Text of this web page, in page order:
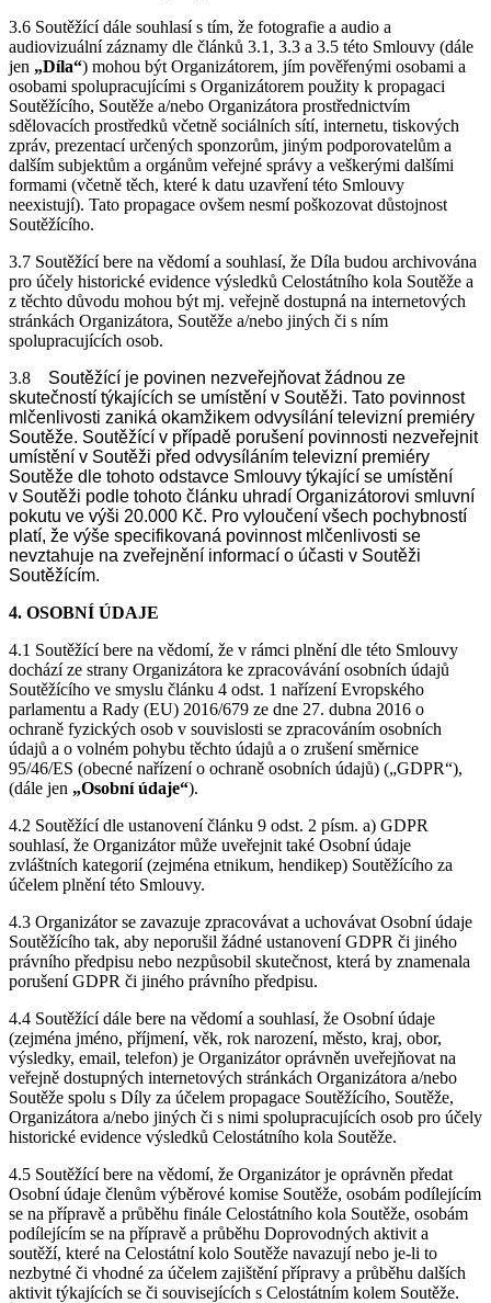
3.6 Soutěžící dále souhlasí s tím, že fotografie a audio a
audiovizuální záznamy dle článků 3.1, 3.3 a 3.5 této Smlouvy (dále
jen „Díla“) mohou být Organizátorem, jím pověřenými osobami a
osobami spolupracujícími s Organizátorem použity k propagaci
Soutěžícího, Soutěže a/nebo Organizátora prostřednictvím
sdělovacích prostředků včetně sociálních sítí, internetu, tiskových
zpráv, prezentací určených sponzorům, jiným podporovatelům a
dalším subjektům a orgánům veřejné správy a veškerými dalšími
formami (včetně těch, které k datu uzavření této Smlouvy
neexistují). Tato propagace ovšem nesmí poškozovat důstojnost
Soutěžícího.
3.7 Soutěžící bere na vědomí a souhlasí, že Díla budou archivována
pro účely historické evidence výsledků Celostátního kola Soutěže a
z těchto důvodu mohou být mj. veřejně dostupná na internetových
stránkách Organizátora, Soutěže a/nebo jiných či s ním
spolupracujících osob.
3.8
Soutěžící je povinen nezveřejňovat žádnou ze
skutečností týkajících se umístění v Soutěži. Tato povinnost
mlčenlivosti zaniká okamžikem odvysílání televizní premiéry
Soutěže. Soutěžící v případě porušení povinnosti nezveřejnit
umístění v Soutěži před odvysíláním televizní premiéry
Soutěže dle tohoto odstavce Smlouvy týkající se umístění
v Soutěži podle tohoto článku uhradí Organizátorovi smluvní
pokutu ve výši 20.000 Kč. Pro vyloučení všech pochybností
platí, že výše specifikovaná povinnost mlčenlivosti se
nevztahuje na zveřejnění informací o účasti v Soutěži
Soutěžícím.
4. OSOBNÍ ÚDAJE
4.1 Soutěžící bere na vědomí, že v rámci plnění dle této Smlouvy
dochází ze strany Organizátora ke zpracovávání osobních údajů
Soutěžícího ve smyslu článku 4 odst. 1 nařízení Evropského
parlamentu a Rady (EU) 2016/679 ze dne 27. dubna 2016 o
ochraně fyzických osob v souvislosti se zpracováním osobních
údajů a o volném pohybu těchto údajů a o zrušení směrnice
95/46/ES (obecné nařízení o ochraně osobních údajů) („GDPR“),
(dále jen „Osobní údaje“).
4.2 Soutěžící dle ustanovení článku 9 odst. 2 písm. a) GDPR
souhlasí, že Organizátor může uveřejnit také Osobní údaje
zvláštních kategorií (zejména etnikum, hendikep) Soutěžícího za
účelem plnění této Smlouvy.
4.3 Organizátor se zavazuje zpracovávat a uchovávat Osobní údaje
Soutěžícího tak, aby neporušil žádné ustanovení GDPR či jiného
právního předpisu nebo nezpůsobil skutečnost, která by znamenala
porušení GDPR či jiného právního předpisu.
4.4 Soutěžící dále bere na vědomí a souhlasí, že Osobní údaje
(zejména jméno, příjmení, věk, rok narození, město, kraj, obor,
výsledky, email, telefon) je Organizátor oprávněn uveřejňovat na
veřejně dostupných internetových stránkách Organizátora a/nebo
Soutěže spolu s Díly za účelem propagace Soutěžícího, Soutěže,
Organizátora a/nebo jiných či s nimi spolupracujících osob pro účely
historické evidence výsledků Celostátního kola Soutěže.
4.5 Soutěžící bere na vědomí, že Organizátor je oprávněn předat
Osobní údaje členům výběrové komise Soutěže, osobám podílejícím
se na přípravě a průběhu finále Celostátního kola Soutěže, osobám
podílejícím se na přípravě a průběhu Doprovodných aktivit a
soutěží, které na Celostátní kolo Soutěže navazují nebo je-li to
nezbytné či vhodné za účelem zajištění přípravy a průběhu dalších
aktivit týkajících se či souvisejících s Celostátním kolem Soutěže.